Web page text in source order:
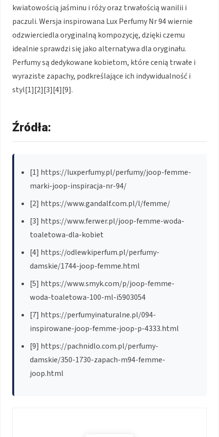
kwiatowością jaśminu i róży oraz trwałością wanilii i
paczuli. Wersja inspirowana Lux Perfumy Nr 94 wiernie
odzwierciedla oryginalną kompozycję, dzięki czemu
idealnie sprawdzi się jako alternatywa dla oryginału.
Perfumy są dedykowane kobietom, które cenią trwałe i
wyraziste zapachy, podkreślające ich indywidualność i
styl[1][2][3][4][9].
Źródła:
[1] https://luxperfumy.pl/perfumy/joop-femme-
marki-joop-inspiracja-nr-94/
[2] https://www.gandalf.com.pl/l/femme/
[3] https://www.ferwer.pl/joop-femme-woda-
toaletowa-dla-kobiet
[4] https://odlewkiperfum.pl/perfumy-
damskie/1744-joop-femme.html
[5] https://www.smyk.com/p/joop-femme-
woda-toaletowa-100-ml-i5903054
[7] https://perfumyinaturalne.pl/094-
inspirowane-joop-femme-joop-p-4333.html
[9] https://pachnidlo.com.pl/perfumy-
damskie/350-1730-zapach-m94-femme-
joop.html